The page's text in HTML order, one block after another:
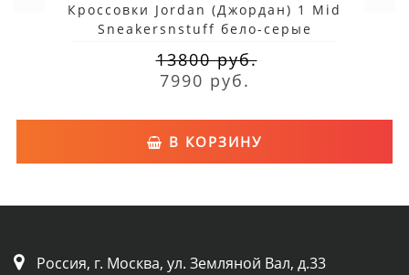
Кроссовки Jordan (Джордан) 1 Mid
Sneakersnstuff бело-серые
13800 руб.
7990 руб.
В КОРЗИНУ
Россия, г. Москва, ул. Земляной Вал, д.33